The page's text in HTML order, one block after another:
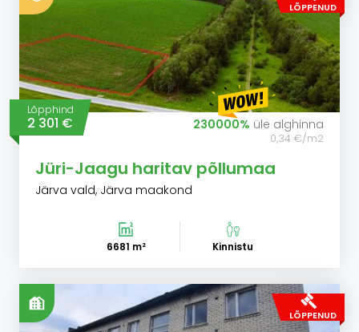
LÕPPENUD
Lõpphind
2 301 € 230000% üle alghinna
0,34 €/m2
Jüri-Jaagu haritav põllumaa
Järva vald, Järva maakond
6681 m² Kinnistu
LÕPPENUD